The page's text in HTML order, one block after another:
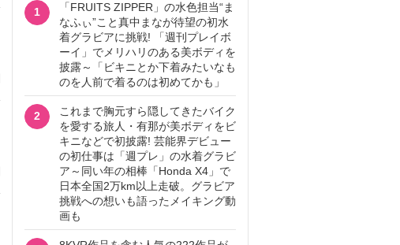
1
「FRUITS ZIPPER」の水色担当“ま
なふぃ”こと真中まなが待望の初水
着グラビアに挑戦! 「週刊プレイボ
ーイ」でメリハリのある美ボディを
披露～「ビキニとか下着みたいなも
のを人前で着るのは初めてかも」
2
これまで胸元すら隠してきたバイク
を愛する旅人・有那が美ボディをビ
キニなどで初披露! 芸能界デビュー
の初仕事は「週プレ」の水着グラビ
ア～同い年の相棒「Honda X4」で
日本全国2万km以上走破。グラビア
挑戦への想いも語ったメイキング動
画も